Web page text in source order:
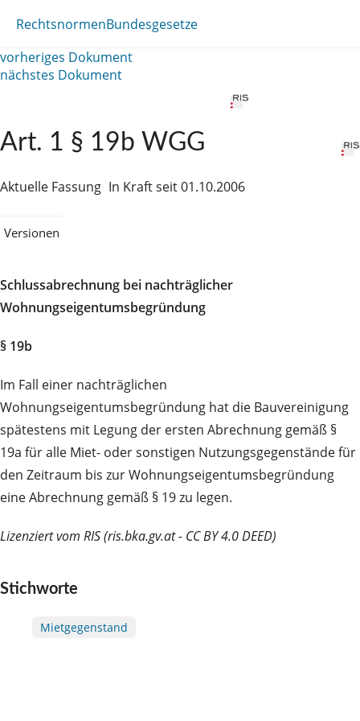
RechtsnormenBundesgesetze
vorheriges Dokument
nächstes Dokument
Art. 1 § 19b WGG
Aktuelle Fassung In Kraft seit 01.10.2006
Versionen
Schlussabrechnung bei nachträglicher
Wohnungseigentumsbegründung
§ 19b
Im Fall einer nachträglichen
Wohnungseigentumsbegründung hat die Bauvereinigung
spätestens mit Legung der ersten Abrechnung gemäß §
19a für alle Miet- oder sonstigen Nutzungsgegenstände für
den Zeitraum bis zur Wohnungseigentumsbegründung
eine Abrechnung gemäß § 19 zu legen.
Lizenziert vom RIS (ris.bka.gv.at - CC BY 4.0 DEED)
Stichworte
Mietgegenstand